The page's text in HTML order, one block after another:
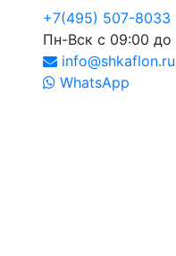
+7(495) 507-8033
Пн-Вск с 09:00 до
info@shkaflon.ru
WhatsApp